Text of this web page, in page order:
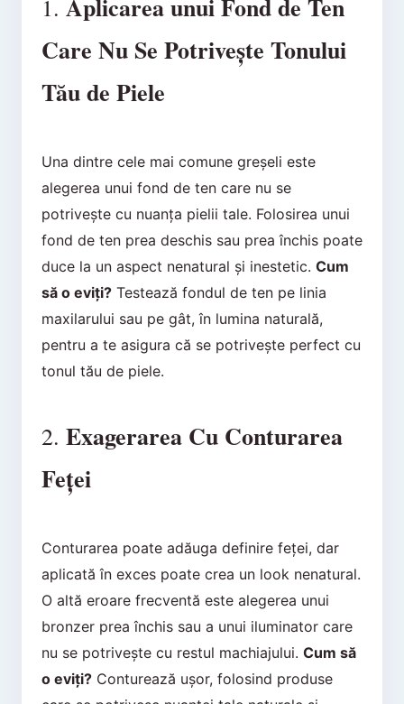
1. Aplicarea unui Fond de Ten
Care Nu Se Potrivește Tonului
Tău de Piele
Una dintre cele mai comune greșeli este
alegerea unui fond de ten care nu se
potrivește cu nuanța pielii tale. Folosirea unui
fond de ten prea deschis sau prea închis poate
duce la un aspect nenatural și inestetic. Cum
să o eviți?Testează fondul de ten pe linia
maxilarului sau pe gât, în lumina naturală,
pentru a te asigura că se potrivește perfect cu
tonul tău de piele.
2. Exagerarea Cu Conturarea
Feței
Conturarea poate adăuga definire feței, dar
aplicată în exces poate crea un look nenatural.
O altă eroare frecventă este alegerea unui
bronzer prea închis sau a unui iluminator care
nu se potrivește cu restul machiajului. Cum să
o eviți?Conturează ușor, folosind produse